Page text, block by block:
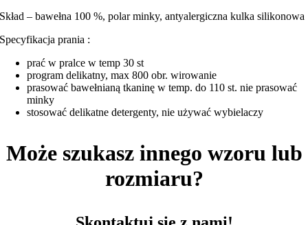
Skład – bawełna 100 %, polar minky, antyalergiczna kulka silikonowa
Specyfikacja prania :
prać w pralce w temp 30 st
program delikatny, max 800 obr. wirowanie
prasować bawełnianą tkaninę w temp. do 110 st. nie prasować
minky
stosować delikatne detergenty, nie używać wybielaczy
Może szukasz innego wzoru lub
rozmiaru?